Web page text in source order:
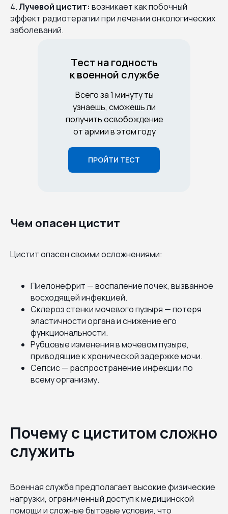
4.Лучевой цистит: возникает как побочный
эффект радиотерапии при лечении онкологических
заболеваний.
ПРОЙТИ ТЕСТ
Тест на годность
к военной службе
Всего за 1 минуту ты
узнаешь, сможешь ли
получить освобождение
от армии в этом году
Чем опасен цистит
Цистит опасен своими осложнениями:
Пиелонефрит — воспаление почек, вызванное
восходящей инфекцией.
Склероз стенки мочевого пузыря — потеря
эластичности органа и снижение его
функциональности.
Рубцовые изменения в мочевом пузыре,
приводящие к хронической задержке мочи.
Сепсис — распространение инфекции по
всему организму.
Почему с циститом сложно
служить
Военная служба предполагает высокие физические
нагрузки, ограниченный доступ к медицинской
помощи и сложные бытовые условия, что